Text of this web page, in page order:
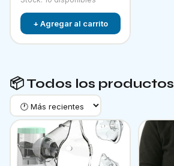
+ Agregar al carrito
📦 Todos los productos